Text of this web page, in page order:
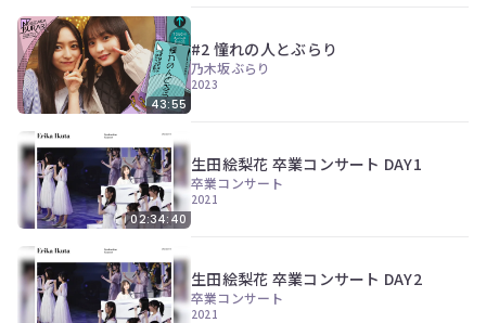
43:55
#2 憧れの人とぶらり
乃木坂ぶらり
2023
02:34:40
生田絵梨花 卒業コンサート DAY1
卒業コンサート
2021
生田絵梨花 卒業コンサート DAY2
卒業コンサート
2021